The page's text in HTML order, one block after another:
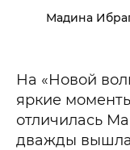
Мадина
На «Новой
яркие
отличилась
дважды вышла